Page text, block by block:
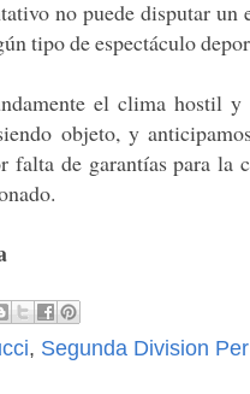
no puede disputar
tipo de espectáculo
el clima hostil
objeto, y
falta de garantías para la
, Segunda Division